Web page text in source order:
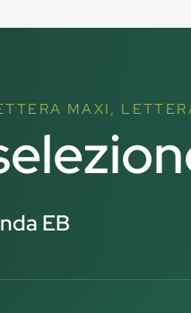
MAXI,
EB